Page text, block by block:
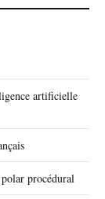
artificielle
procédural